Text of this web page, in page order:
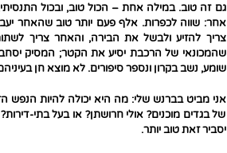
גם זה טוב. במילה אחת – הכול טוב, ובכול
אחר: שווה לכפרות. אלף פעם יותר טוב שהאחר
צריך להזיע ולבשל את הבירה, והאחר צריך
שהמכונאי של הרכבת יסיע את הקטר; המסיק
שומע, נשב בקרון ונספר סיפורים. לא מוצא חן
אני מביט בברנש שלי: מה היא יכולה להיות הנפש
של בגדים מוכנים? אולי חרושתן? או בעל בתי-
יסביר זאת טוב יותר.